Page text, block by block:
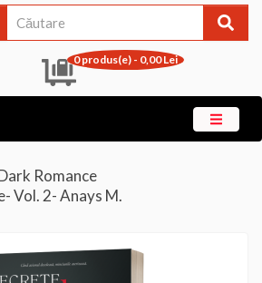
0 produs(e) - 0,00 Lei
Romance
Vol. 2- Anays M.